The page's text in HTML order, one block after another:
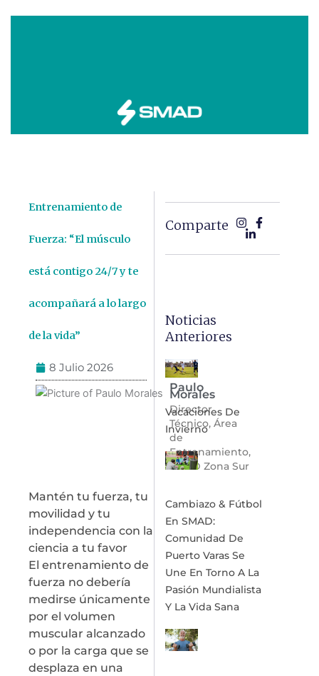
Entrenamiento de
Fuerza: “El músculo
está contigo 24/7 y te
acompañará a lo largo
de la vida”
8 Julio 2026
Paulo
Morales
Director
Técnico, Área
de
Entrenamiento,
SMAD Zona Sur
Mantén tu fuerza, tu
movilidad y tu
independencia con la
ciencia a tu favor
El entrenamiento de
fuerza no debería
medirse únicamente
por el volumen
muscular alcanzado
o por la carga que se
desplaza en una
Comparte
Noticias
Anteriores
Vacaciones De
Invierno
Cambiazo & Fútbol
En SMAD:
Comunidad De
Puerto Varas Se
Une En Torno A La
Pasión Mundialista
Y La Vida Sana